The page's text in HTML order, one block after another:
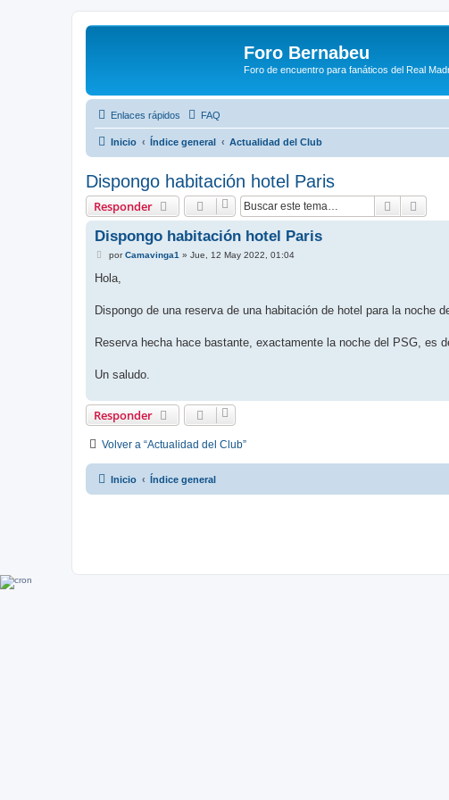
Foro Bernabeu
Foro de encuentro para fanáticos del Real
Enlaces rápidos FAQ
Inicio Índice general Actualidad del Club
Dispongo habitación hotel Paris
Responder Buscar
Dispongo habitación hotel Paris
M
n
j
porCamavinga1 » Jue, 12 May 2022, 01:04
Hola,
Dispongo de una reserva de una habitación de hotel para la noche
Reserva hecha hace bastante, exactamente la noche del PSG, es
Un saludo.
Responder
Volver a “Actualidad del Club”
Inicio Índice general